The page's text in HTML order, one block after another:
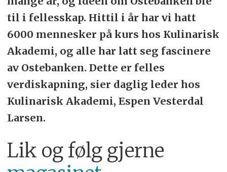
til i fellesskap. Hittil i år har vi hatt
6000 mennesker på kurs hos Kulinarisk
Akademi, og alle har latt seg fascinere
av Ostebanken. Dette er felles
verdiskapning, sier daglig leder hos
Kulinarisk Akademi, Espen Vesterdal
Larsen.
Lik og følg gjerne